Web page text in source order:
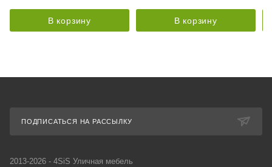
В корзину В корзину
ПОДПИСАТЬСЯ НА РАССЫЛКУ
2013-2026 - 4SiS Уличная мебель